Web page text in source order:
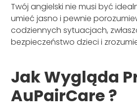
Twój angielski nie musi być
umieć jasno i pewnie
codziennych sytuacjach,
bezpieczeństwo dzieci i
Jak Wygląda
AuPairCare ?